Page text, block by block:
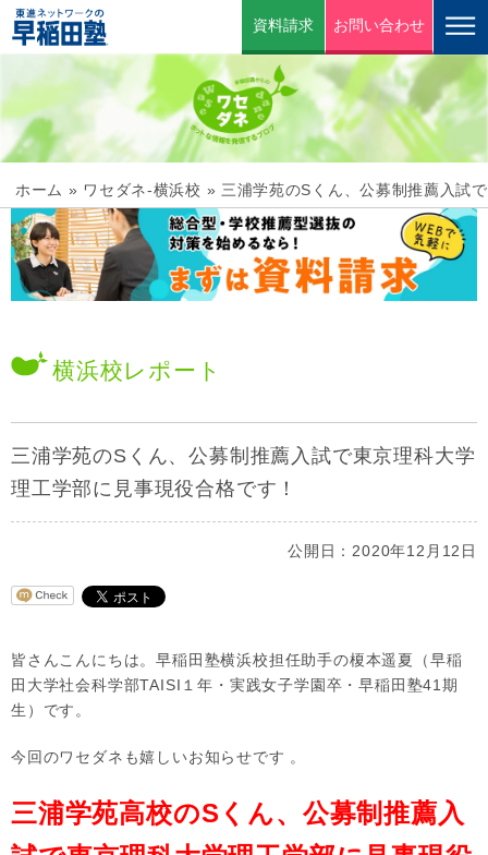
資料請求 お問い合わせ
ホーム » ワセダネ-横浜校 » 三浦学苑のSくん、公募制推薦入試
横浜校レポート
三浦学苑のSくん、公募制推薦入試で東京理科大学
理工学部に見事現役合格です！
公開日：2020年12月12日
皆さんこんにちは。早稲田塾横浜校担任助手の榎本遥夏（早稲
田大学社会科学部TAISI１年・実践女子学園卒・早稲田塾41期
生）です。
今回のワセダネも嬉しいお知らせです 。
三浦学苑高校のSくん、公募制推薦入